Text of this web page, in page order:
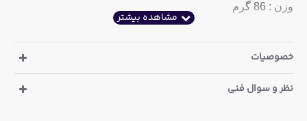
وزن : 86 گرم
دارد
خصوصیات
نظر و سوال فنی